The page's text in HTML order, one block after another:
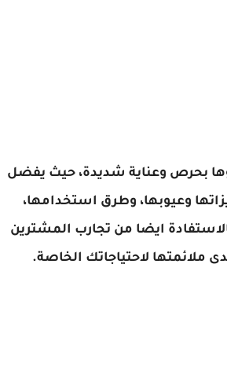
بحرص وعناية شديدة، حيث يفضل
وعيوبها، وطرق استخدامها،
ايضا من تجارب المشترين
ملائمتها لاحتياجاتك الخاصة.